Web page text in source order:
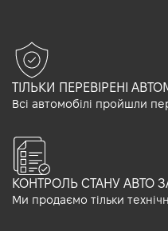
ТІЛЬКИ ПЕРЕВІРЕНІ
Всі автомобілі пройшли
КОНТРОЛЬ СТАНУ АВТО
Ми продаємо тільки